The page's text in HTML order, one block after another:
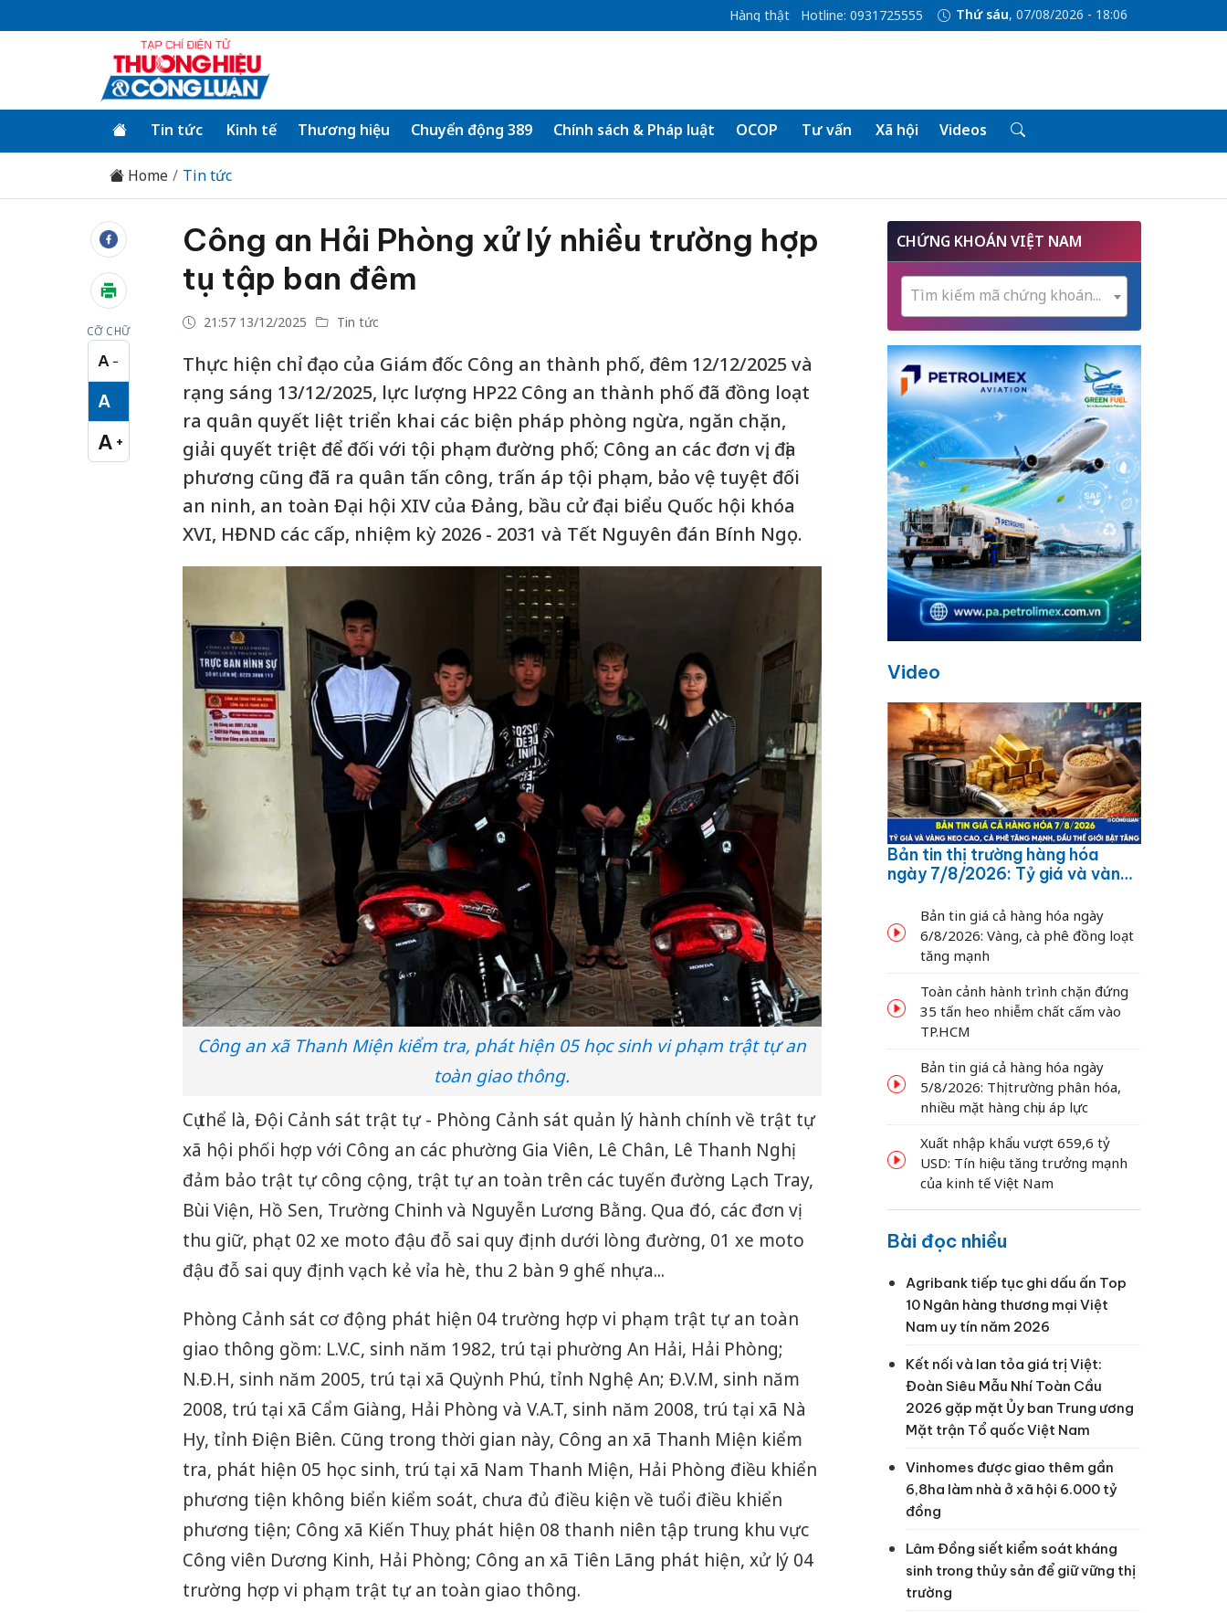
Hàng thật Hotline: 0931725555 Thứ sáu, 07/08/2026 - 18:06
Tin tức Kinh tế Thương hiệu Chuyển động 389 Chính sách & Pháp luật OCOP Tư vấn Xã hội Videos
Home Tin tức
CỠ CHỮ
A −
Cỡ chữ nhỏ
A
Cỡ chữ vừa
A +
Cỡ chữ lớn
Công an Hải Phòng xử lý nhiều trường hợp
tụ tập ban đêm
21:57 13/12/2025 Tin tức
Thực hiện chỉ đạo của Giám đốc Công an thành phố, đêm 12/12/2025 và
rạng sáng 13/12/2025, lực lượng HP22 Công an thành phố đã đồng loạt
ra quân quyết liệt triển khai các biện pháp phòng ngừa, ngăn chặn,
giải quyết triệt để đối với tội phạm đường phố; Công an các đơn vị, địa
phương cũng đã ra quân tấn công, trấn áp tội phạm, bảo vệ tuyệt đối
an ninh, an toàn Đại hội XIV của Đảng, bầu cử đại biểu Quốc hội khóa
XVI, HĐND các cấp, nhiệm kỳ 2026 - 2031 và Tết Nguyên đán Bính Ngọ.
Công an xã Thanh Miện kiểm tra, phát hiện 05 học sinh vi phạm trật tự an
toàn giao thông.
Cụ thể là, Đội Cảnh sát trật tự - Phòng Cảnh sát quản lý hành chính về trật tự
xã hội phối hợp với Công an các phường Gia Viên, Lê Chân, Lê Thanh Nghị
đảm bảo trật tự công cộng, trật tự an toàn trên các tuyến đường Lạch Tray,
Bùi Viện, Hồ Sen, Trường Chinh và Nguyễn Lương Bằng. Qua đó, các đơn vị
thu giữ, phạt 02 xe moto đậu đỗ sai quy định dưới lòng đường, 01 xe moto
đậu đỗ sai quy định vạch kẻ vỉa hè, thu 2 bàn 9 ghế nhựa...
Phòng Cảnh sát cơ động phát hiện 04 trường hợp vi phạm trật tự an toàn
giao thông gồm: L.V.C, sinh năm 1982, trú tại phường An Hải, Hải Phòng;
N.Đ.H, sinh năm 2005, trú tại xã Quỳnh Phú, tỉnh Nghệ An; Đ.V.M, sinh năm
2008, trú tại xã Cẩm Giàng, Hải Phòng và V.A.T, sinh năm 2008, trú tại xã Nà
Hy, tỉnh Điện Biên. Cũng trong thời gian này, Công an xã Thanh Miện kiểm
tra, phát hiện 05 học sinh, trú tại xã Nam Thanh Miện, Hải Phòng điều khiển
phương tiện không biển kiểm soát, chưa đủ điều kiện về tuổi điều khiển
phương tiện; Công xã Kiến Thuỵ phát hiện 08 thanh niên tập trung khu vực
Công viên Dương Kinh, Hải Phòng; Công an xã Tiên Lãng phát hiện, xử lý 04
trường hợp vi phạm trật tự an toàn giao thông.
CHỨNG KHOÁN VIỆT NAM
Tìm kiếm mã chứng khoán...
Video
Bản tin thị trường hàng hóa
ngày 7/8/2026: Tỷ giá và vàng
dầu thế giới bật tăng
Bản tin giá cả hàng hóa ngày
6/8/2026: Vàng, cà phê đồng loạt
tăng mạnh
Toàn cảnh hành trình chặn đứng
35 tấn heo nhiễm chất cấm vào
TP.HCM
Bản tin giá cả hàng hóa ngày
5/8/2026: Thị trường phân hóa,
nhiều mặt hàng chịu áp lực
Xuất nhập khẩu vượt 659,6 tỷ
USD: Tín hiệu tăng trưởng mạnh
của kinh tế Việt Nam
Bài đọc nhiều
Agribank tiếp tục ghi dấu ấn Top
10 Ngân hàng thương mại Việt
Nam uy tín năm 2026
Kết nối và lan tỏa giá trị Việt:
Đoàn Siêu Mẫu Nhí Toàn Cầu
2026 gặp mặt Ủy ban Trung ương
Mặt trận Tổ quốc Việt Nam
Vinhomes được giao thêm gần
6,8ha làm nhà ở xã hội 6.000 tỷ
đồng
Lâm Đồng siết kiểm soát kháng
sinh trong thủy sản để giữ vững thị
trường